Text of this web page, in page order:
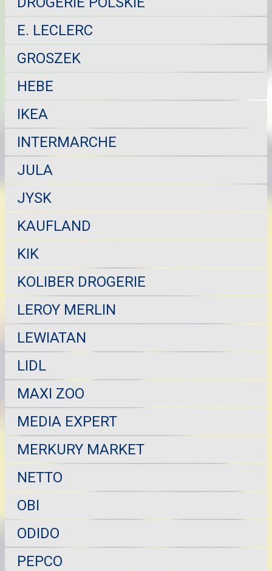
E. LECLERC
GROSZEK
HEBE
IKEA
INTERMARCHE
JULA
JYSK
KAUFLAND
KIK
KOLIBER DROGERIE
LEROY MERLIN
LEWIATAN
LIDL
MAXI ZOO
MEDIA EXPERT
MERKURY MARKET
NETTO
OBI
ODIDO
PEPCO